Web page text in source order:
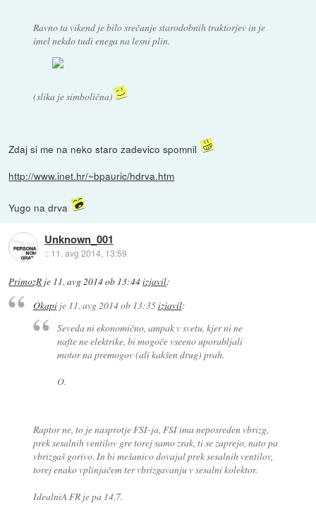
Ravno ta vikend je bilo srečanje starodobnih traktorjev in je
imel nekdo tudi enega na lesni plin.
(slika je simbolična)
Zdaj si me na neko staro zadevico spomnil
http://www.inet.hr/~bpauric/hdrva.htm
Yugo na drva
Unknown_001
:: 11. avg 2014, 13:59
PrimozR je 11. avg 2014 ob 13:44izjavil:
Okapije 11. avg 2014 ob 13:35izjavil:
Seveda ni ekonomično, ampak v svetu, kjer ni ne
nafte ne elektrike, bi mogoče vseeno uporabljali
motor na premogov (ali kakšen drug) prah.
O.
Raptor ne, to je nasprotje FSI-ja, FSI ima neposreden vbrizg,
prek sesalnih ventilov gre torej samo zrak, ti se zaprejo, nato pa
vbrizgaš gorivo. In bi mešanico dovajal prek sesalnih ventilov,
torej enako vplinjačem ter vbrizgavanju v sesalni kolektor.
IdealniA FR je pa 14,7.